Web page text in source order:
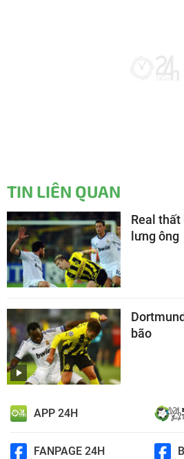
TIN LIÊN QUAN
Real thất
lưng ông
bão
APP 24H
FANPAGE 24H